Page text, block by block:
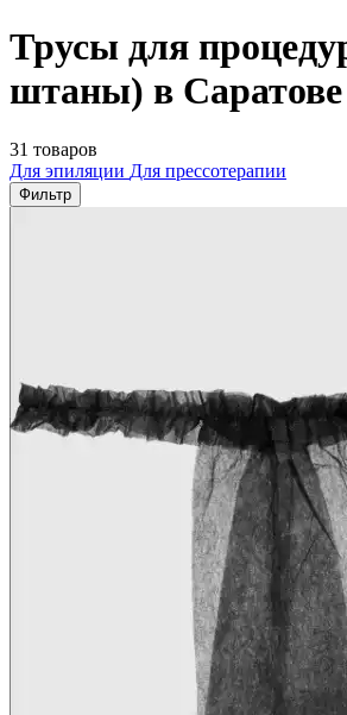
Трусы для
штаны) в Саратове
31 товаров
Для эпиляции Для прессотерапии
Фильтр